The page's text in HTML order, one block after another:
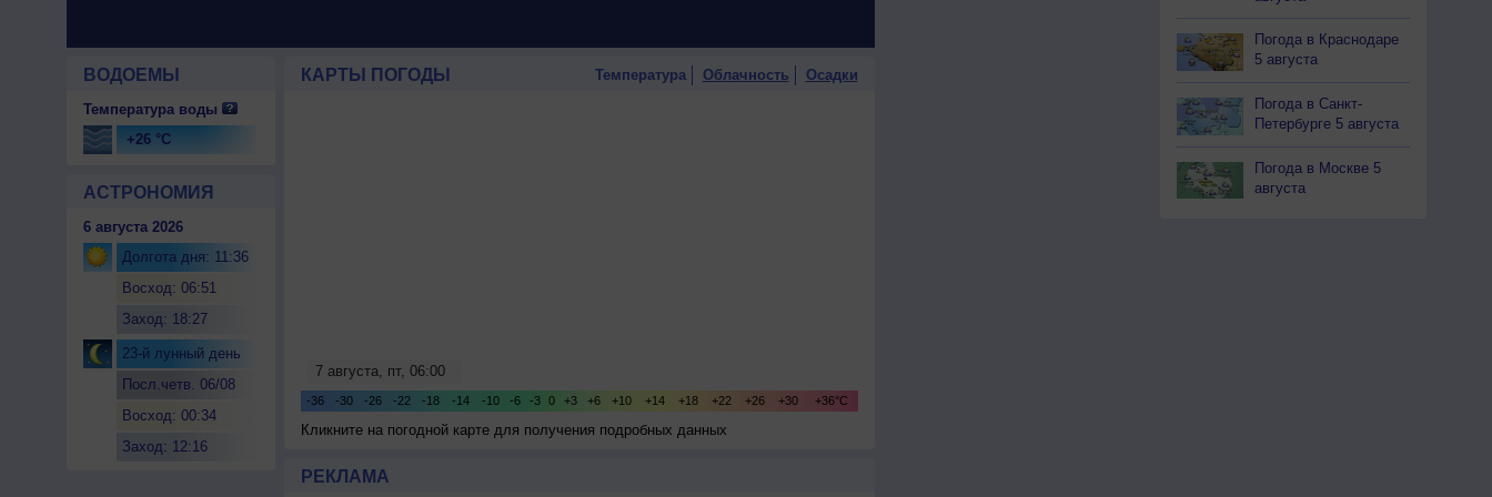
ВОДОЕМЫ
Температура воды
+26 °C
АСТРОНОМИЯ
6 августа 2026
Долгота дня: 11:36
Восход: 06:51
Заход: 18:27
23-й лунный день
Посл.четв. 06/08
Восход: 00:34
Заход: 12:16
КАРТЫ ПОГОДЫ Температура Облачность Осадки
Кликните на погодной карте для получения подробных данных
РЕКЛАМА
Погода в Краснодаре
5 августа
Погода в Санкт-
Петербурге 5 августа
Погода в Москве 5
августа